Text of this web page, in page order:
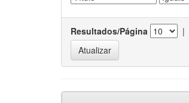
Resultados/Página |